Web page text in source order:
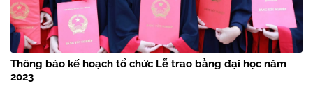
Thông báo kế hoạch tổ chức Lễ trao bằng đại học năm
2023